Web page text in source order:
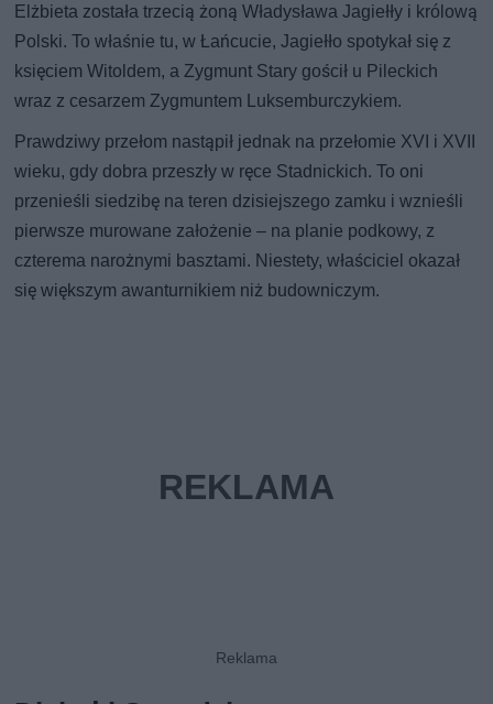
Elżbieta została trzecią żoną Władysława Jagiełły i królową
Polski. To właśnie tu, w Łańcucie, Jagiełło spotykał się z
księciem Witoldem, a Zygmunt Stary gościł u Pileckich
wraz z cesarzem Zygmuntem Luksemburczykiem.
Prawdziwy przełom nastąpił jednak na przełomie XVI i XVII
wieku, gdy dobra przeszły w ręce Stadnickich. To oni
przenieśli siedzibę na teren dzisiejszego zamku i wznieśli
pierwsze murowane założenie – na planie podkowy, z
czterema narożnymi basztami. Niestety, właściciel okazał
się większym awanturnikiem niż budowniczym.